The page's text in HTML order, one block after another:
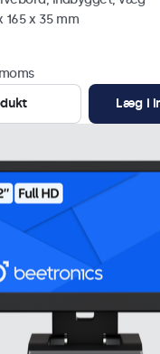
165 x 35 mm
Læg i